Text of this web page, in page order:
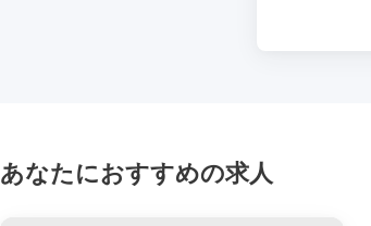
あなたにおすすめの求人